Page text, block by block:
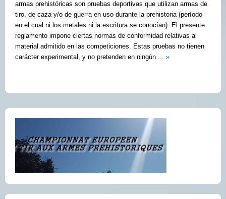
armas prehistóricas son pruebas deportivas que utilizan armas de
tiro, de caza y/o de guerra en uso durante la prehistoria (período
en el cual ni los metales ni la escritura se conocían). El presente
reglamento impone ciertas normas de conformidad relativas al
material admitido en las competiciones. Estas pruebas no tienen
carácter experimental, y no pretenden en ningún ... »